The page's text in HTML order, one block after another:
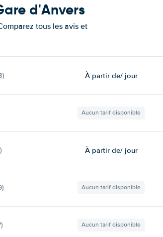
d'Anvers
tous les avis et
À partir de/ jour
Aucun tarif disponible
À partir de/ jour
Aucun tarif disponible
Aucun tarif disponible